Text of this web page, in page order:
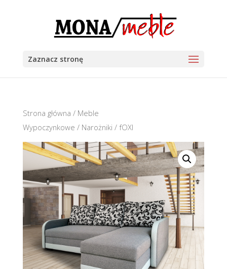
Zaznacz stronę
Strona główna / Meble
Wypoczynkowe / Narożniki / fOXI